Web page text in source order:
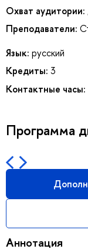
Охват аудитории:
Преподаватели:
Язык: русский
Кредиты: 3
Контактные часы:
Программа
Аннотация